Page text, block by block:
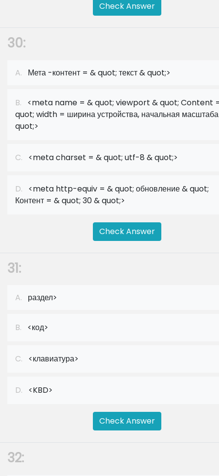
Check Answer
30:
A. Мета -контент = & quot; текст & quot;>
B. <meta name = & quot; viewport & quot; Content
quot; width = ширина устройства, начальная
quot;>
C. <meta charset = & quot; utf-8 & quot;>
D. <meta http-equiv = & quot; обновление & quot;
Контент = & quot; 30 & quot;>
Check Answer
31:
A. раздел>
B. <код>
C. <клавиатура>
D. <KBD>
Check Answer
32: